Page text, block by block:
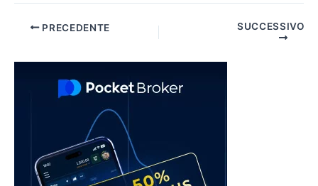
Navigazione
PRECEDENTE SUCCESSIVO